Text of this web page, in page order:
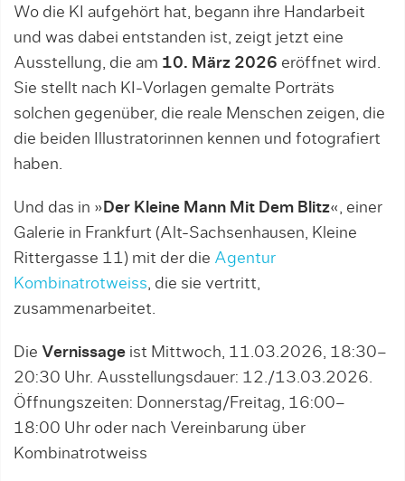
Wo die KI aufgehört hat, begann ihre Handarbeit
und was dabei entstanden ist, zeigt jetzt eine
Ausstellung, die am 10. März 2026 eröffnet wird.
Sie stellt nach KI-Vorlagen gemalte Porträts
solchen gegenüber, die reale Menschen zeigen, die
die beiden Illustratorinnen kennen und fotografiert
haben.
Und das in » Der Kleine Mann Mit Dem Blitz«, einer
Galerie in Frankfurt (Alt-Sachsenhausen, Kleine
Rittergasse 11) mit der die Agentur
Kombinatrotweiss , die sie vertritt,
zusammenarbeitet.
Die Vernissage ist Mittwoch, 11.03.2026, 18:30–
20:30 Uhr. Ausstellungsdauer: 12./13.03.2026.
Öffnungszeiten: Donnerstag/Freitag, 16:00–
18:00 Uhr oder nach Vereinbarung über
Kombinatrotweiss